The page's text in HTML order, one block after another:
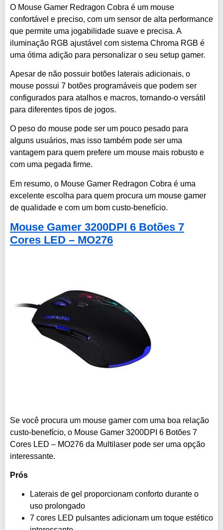
O Mouse Gamer Redragon Cobra é um mouse
confortável e preciso, com um sensor de alta performance
que permite uma jogabilidade suave e precisa. A
iluminação RGB ajustável com sistema Chroma RGB é
uma ótima adição para personalizar o seu setup gamer.
Apesar de não possuir botões laterais adicionais, o
mouse possui 7 botões programáveis que podem ser
configurados para atalhos e macros, tornando-o versátil
para diferentes tipos de jogos.
O peso do mouse pode ser um pouco pesado para
alguns usuários, mas isso também pode ser uma
vantagem para quem prefere um mouse mais robusto e
com uma pegada firme.
Em resumo, o Mouse Gamer Redragon Cobra é uma
excelente escolha para quem procura um mouse gamer
de qualidade e com um bom custo-benefício.
Mouse Gamer 3200DPI 6 Botões 7
Cores LED – MO276
Se você procura um mouse gamer com uma boa relação
custo-benefício, o Mouse Gamer 3200DPI 6 Botões 7
Cores LED – MO276 da Multilaser pode ser uma opção
interessante.
Prós
Laterais de gel proporcionam conforto durante o
uso prolongado
7 cores LED pulsantes adicionam um toque estético